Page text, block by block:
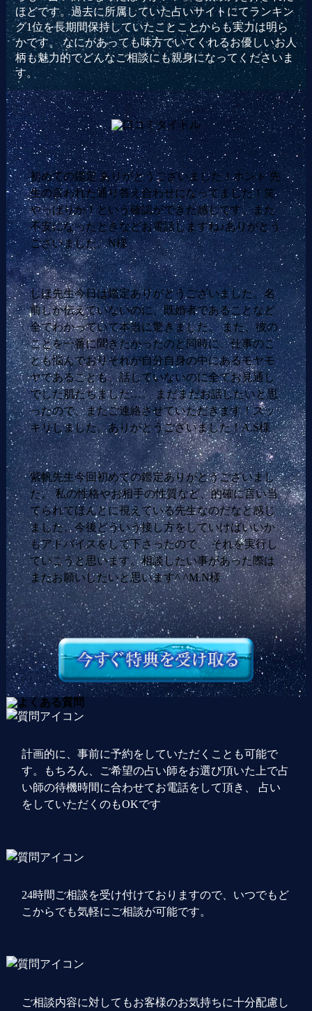
ほどです。過去に所属していた占いサイトにてランキン
グ1位を長期間保持していたことことからも実力は明ら
かです。 なにがあっても味方でいてくれるお優しいお人
柄も魅力的でどんなご相談にも親身になってくださいま
す。
初めての鑑定 ありがとうございました！ホント 先
生の言われた通り答え合わせになってました！笑
やっぱりか！という確認ができた感じです。また
不安になったときなどお電話しますね♪ありがとう
ございました。N様
しほ先生今日は鑑定ありがとうございました。名
前しか伝えていないのに、既婚者であることなど
全てわかっていて本当に驚きました。 また、彼の
ことを一番に聞きたかったのと同時に、仕事のこ
とも悩んでおりそれが自分自身の中にあるモヤモ
ヤであることも、話していないのに全てお見通し
でした肌たちました…。 まだまだお話したいと思
ったので、またご連絡させていただきます！スッ
キリしました。ありがとうございました！A.S様
紫帆先生今回初めての鑑定ありがとうございまし
た。 私の性格やお相手の性質など、的確に言い当
てられてほんとに視えている先生なのだなと感じ
ました。今後どういう接し方をしていけばいいか
もアドバイスをして下さったので、 それを実行し
ていこうと思います。相談したい事があった際は
またお願いしたいと思います^ ^M.N様
計画的に、事前に予約をしていただくことも可能で
す。もちろん、ご希望の占い師をお選び頂いた上で占
い師の待機時間に合わせてお電話をして頂き、 占い
をしていただくのもOKです
24時間ご相談を受け付けておりますので、いつでもど
こからでも気軽にご相談が可能です。
ご相談内容に対してもお客様のお気持ちに十分配慮し